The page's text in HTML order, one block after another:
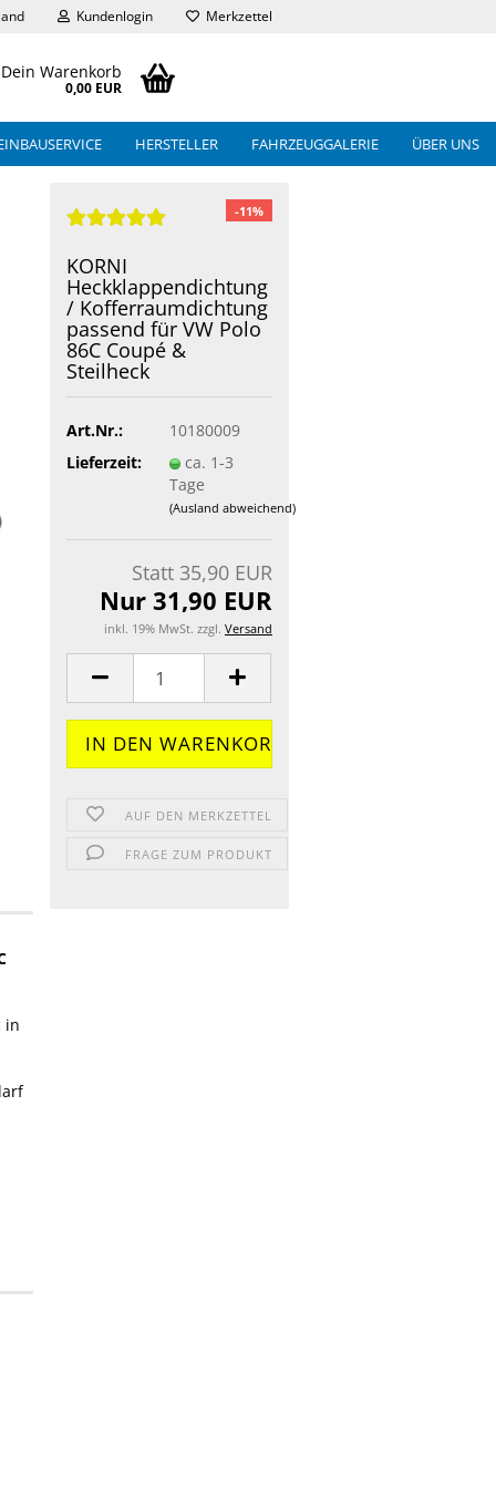
Kundenlogin Merkzettel
Dein Warenkorb
0,00 EUR
HERSTELLER FAHRZEUGGALERIE ÜBER UNS
-11%
KORNI
Heckklappendichtung
/ Kofferraumdichtung
passend für VW Polo
86C Coupé &
Steilheck
Art.Nr.:
10180009
Lieferzeit:
ca. 1-3
Tage
(Ausland abweichend)
Statt 35,90 EUR
Nur 31,90 EUR
inkl. 19% MwSt. zzgl. Versand
AUF DEN MERKZETTEL
FRAGE ZUM PRODUKT
in